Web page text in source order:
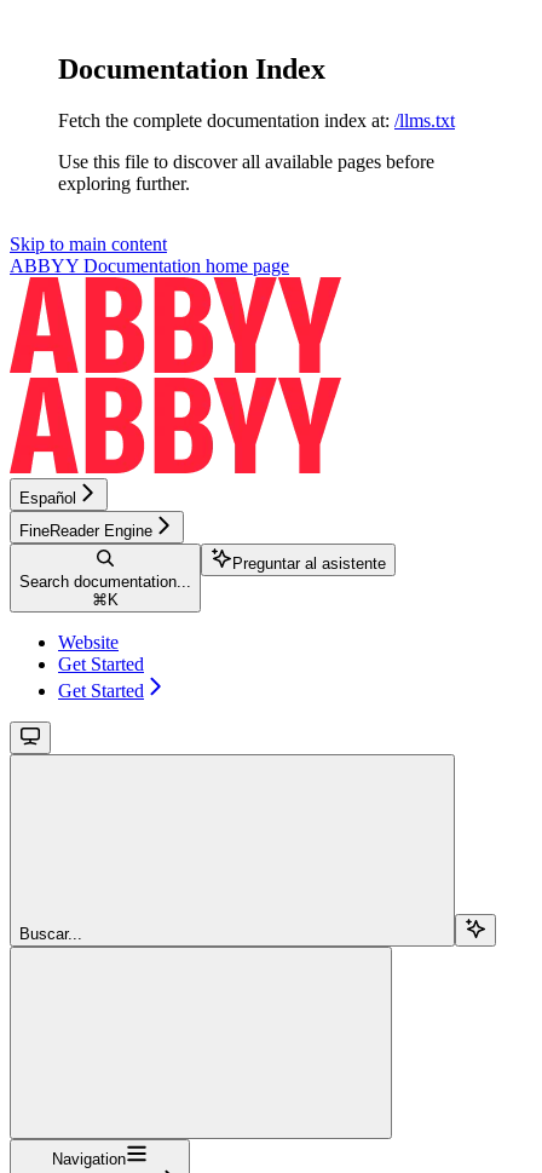
Documentation Index
Fetch the complete documentation index at: /llms.txt
Use this file to discover all available pages before
exploring further.
Skip to main content
ABBYY Documentation home page
Español
FineReader Engine
Search documentation...
⌘ K
Preguntar al asistente
Website
Get Started
Get Started
Buscar...
Navigation